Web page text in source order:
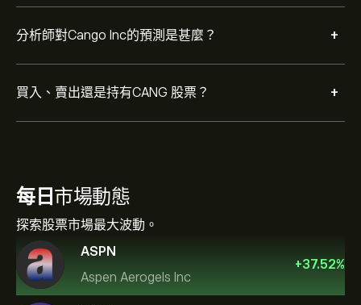
分析師對Cango Inc的預測是甚麼？ +
買入、賣出還是持有CANG 股票？ +
每日 市場動態
探索股票市場最大波動。
ASPN
Aspen Aerogels Inc
+37.52%